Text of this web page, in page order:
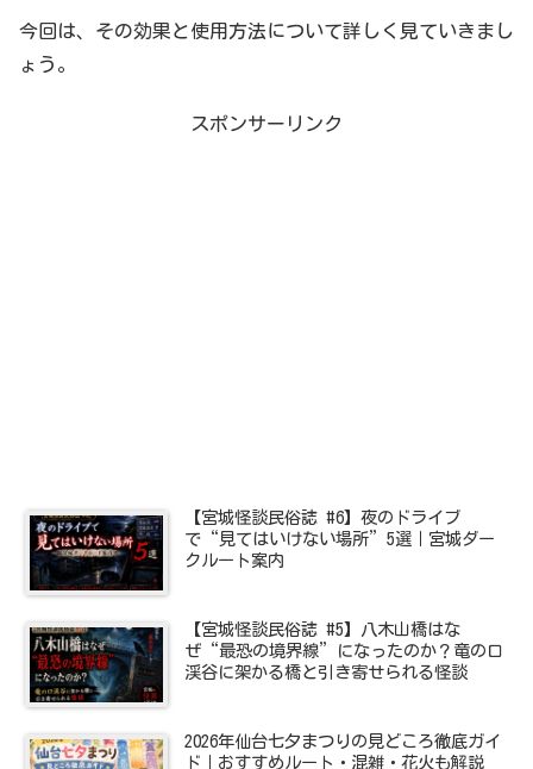
今回は、その効果と使用方法について詳しく見ていきまし
ょう。
スポンサーリンク
【宮城怪談民俗誌 #6】夜のドライブ
で“見てはいけない場所”5選｜宮城ダー
クルート案内
【宮城怪談民俗誌 #5】八木山橋はな
ぜ“最恐の境界線”になったのか？竜の口
渓谷に架かる橋と引き寄せられる怪談
2026年仙台七夕まつりの見どころ徹底ガイ
ド｜おすすめルート・混雑・花火も解説